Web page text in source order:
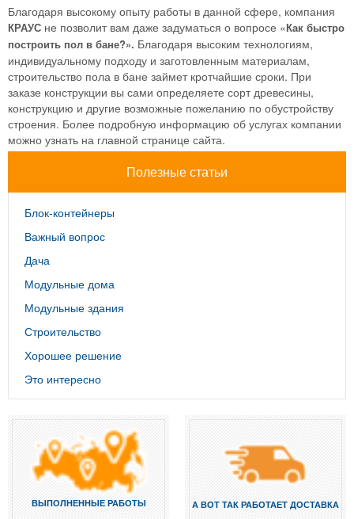
Благодаря высокому опыту работы в данной сфере, компания
КРАУС не позволит вам даже задуматься о вопросе «Как быстро
построить пол в бане?». Благодаря высоким технологиям,
индивидуальному подходу и заготовленным материалам,
строительство пола в бане займет кротчайшие сроки. При
заказе конструкции вы сами определяете сорт древесины,
конструкцию и другие возможные пожеланию по обустройству
строения. Более подробную информацию об услугах компании
можно узнать на главной странице сайта.
Полезные статьи
Блок-контейнеры
Важный вопрос
Дача
Модульные дома
Модульные здания
Строительство
Хорошее решение
Это интересно
ВЫПОЛНЕННЫЕ РАБОТЫ А ВОТ ТАК РАБОТАЕТ ДОСТАВКА